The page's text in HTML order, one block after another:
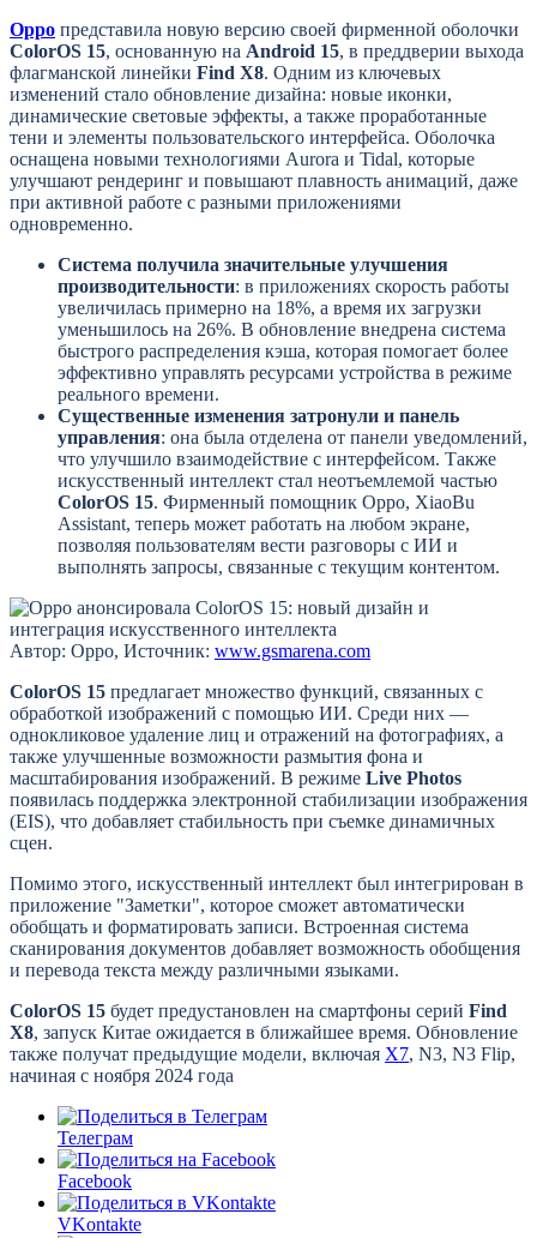
Oppo представила новую версию своей фирменной оболочки
ColorOS 15, основанную на Android 15, в преддверии выхода
флагманской линейки Find X8. Одним из ключевых
изменений стало обновление дизайна: новые иконки,
динамические световые эффекты, а также проработанные
тени и элементы пользовательского интерфейса. Оболочка
оснащена новыми технологиями Aurora и Tidal, которые
улучшают рендеринг и повышают плавность анимаций, даже
при активной работе с разными приложениями
одновременно.
Система получила значительные улучшения
производительности: в приложениях скорость работы
увеличилась примерно на 18%, а время их загрузки
уменьшилось на 26%. В обновление внедрена система
быстрого распределения кэша, которая помогает более
эффективно управлять ресурсами устройства в режиме
реального времени.
Существенные изменения затронули и панель
управления: она была отделена от панели уведомлений,
что улучшило взаимодействие с интерфейсом. Также
искусственный интеллект стал неотъемлемой частью
ColorOS 15. Фирменный помощник Oppo, XiaoBu
Assistant, теперь может работать на любом экране,
позволяя пользователям вести разговоры с ИИ и
выполнять запросы, связанные с текущим контентом.
Автор: Oppo, Источник: www.gsmarena.com
ColorOS 15 предлагает множество функций, связанных с
обработкой изображений с помощью ИИ. Среди них —
однокликовое удаление лиц и отражений на фотографиях, а
также улучшенные возможности размытия фона и
масштабирования изображений. В режиме Live Photos
появилась поддержка электронной стабилизации изображения
(EIS), что добавляет стабильность при съемке динамичных
сцен.
Помимо этого, искусственный интеллект был интегрирован в
приложение "Заметки", которое сможет автоматически
обобщать и форматировать записи. Встроенная система
сканирования документов добавляет возможность обобщения
и перевода текста между различными языками.
ColorOS 15 будет предустановлен на смартфоны серий Find
X8, запуск Китае ожидается в ближайшее время. Обновление
также получат предыдущие модели, включая X7, N3, N3 Flip,
начиная с ноября 2024 года
Телеграм
Facebook
VKontakte